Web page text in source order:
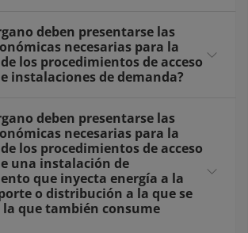
deben presentarse las
necesarias para la
los procedimientos de acceso
instalaciones de demanda?
deben presentarse las
necesarias para la
los procedimientos de acceso
una instalación de
que inyecta energía a la
o distribución a la que se
la que también consume